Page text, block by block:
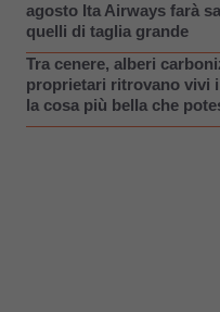
agosto Ita Airways farà
quelli di taglia grande
Tra cenere, alberi
proprietari ritrovano vivi
la cosa più bella che